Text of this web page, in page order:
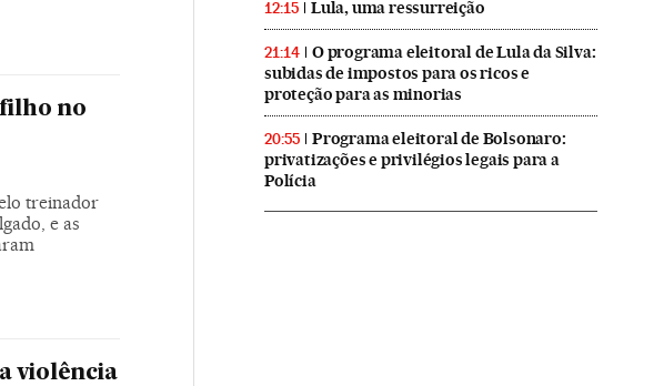
no
treinador
e as
violência
12:15 Lula, uma ressurreição
21:14
O programa eleitoral de Lula da Silva:
subidas de impostos para os ricos e
proteção para as minorias
20:55
Programa eleitoral de Bolsonaro:
privatizações e privilégios legais para a
Polícia